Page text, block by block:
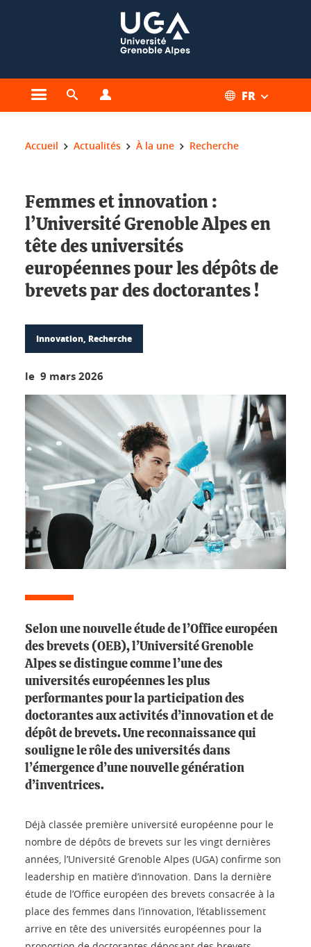
Ouvrir le menu principal
Ouvrir le moteur de recherche FR
Vous êtes ici :
Accueil Actualités À la une Recherche
Femmes et innovation :
l’Université Grenoble Alpes en
tête des universités
européennes pour les dépôts de
brevets par des doctorantes !
Innovation, Recherche
le 9 mars 2026
Selon une nouvelle étude de l’Office européen
des brevets (OEB), l’Université Grenoble
Alpes se distingue comme l’une des
universités européennes les plus
performantes pour la participation des
doctorantes aux activités d’innovation et de
dépôt de brevets. Une reconnaissance qui
souligne le rôle des universités dans
l’émergence d’une nouvelle génération
d’inventrices.
Déjà classée première université européenne pour le
nombre de dépôts de brevets sur les vingt dernières
années, l’Université Grenoble Alpes (UGA) confirme son
leadership en matière d’innovation. Dans la dernière
étude de l’Office européen des brevets consacrée à la
place des femmes dans l’innovation, l’établissement
arrive en tête des universités européennes pour la